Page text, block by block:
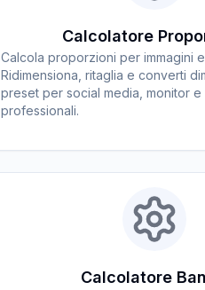
Calcolatore
Calcola proporzioni per immagini
Ridimensiona, ritaglia e converti
preset per social media, monitor e
professionali.
Calcolatore